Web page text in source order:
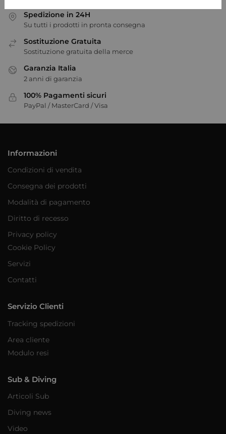
Spedizione in 24H
Su tutti i prodotti in pronta consegna
Sostituzione Gratuita
Sostituzione gratuita della merce
Garanzia Italia
2 anni di garanzia
100% Pagamenti sicuri
PayPal / MasterCard / Visa
Informazioni
Condizioni di vendita
Consegna dei prodotti
Modalità di pagamento
Diritto di recesso
Privacy policy
Cookie Policy
Servizi
Contatti
Servizio Clienti
Tracking spedizioni
Area cliente
Modulo resi
Sub & Diving
Articoli Sub
Diving news
Video